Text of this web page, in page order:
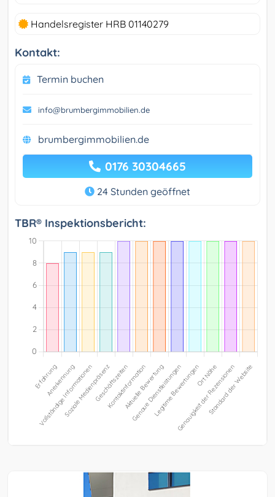
Handelsregister HRB 01140279
Kontakt:
Termin buchen
info@brumbergimmobilien.de
brumbergimmobilien.de
0176 30304665
24 Stunden geöffnet
TBR® Inspektionsbericht: